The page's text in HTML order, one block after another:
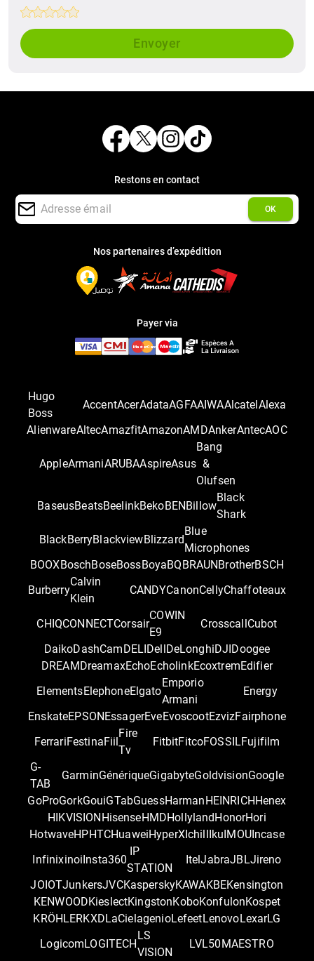
1 Star
2 Stars
3 Stars
4 Stars
5 Stars
Empty
Envoyer
Restons en contact
OK
Nos partenaires d’expédition
Payer via
Hugo
Boss
AccentAcerAdataAGFAAIWAAlcatelAlexa
AlienwareAltecAmazfitAmazonAMDAnkerAntecAOC
AppleArmaniARUBAAspireAsus
Bang
&
Olufsen
BaseusBeatsBeelinkBekoBENBillow
Black
Shark
BlackBerryBlackviewBlizzard
Blue
Microphones
BOOXBoschBoseBossBoyaBQBRAUNBrotherBSCH
Burberry
Calvin
Klein
CANDYCanonCellyChaffoteaux
CHIQCONNECTCorsair
COWIN
E9
CrosscallCubot
DaikoDashCamDELIDellDeLonghiDJIDoogee
DREAMDreamaxEchoEcholinkEcoxtremEdifier
ElementsElephoneElgato
Emporio
Armani
Energy
EnskateEPSONEssagerEveEvoscootEzvizFairphone
FerrariFestinaFiil
Fire
Tv
FitbitFitcoFOSSILFujifilm
G-
TAB
GarminGénériqueGigabyteGoldvisionGoogle
GoProGorkGouiGTabGuessHarmanHEINRICHHenex
HIKVISIONHisenseHMDHollylandHonorHori
HotwaveHPHTCHuaweiHyperXIchillIkuIMOUIncase
InfinixinoiInsta360
IP
STATION
ItelJabraJBLJireno
JOIOTJunkersJVCKasperskyKAWAKBEKensington
KENWOODKieslectKingstonKoboKonfulonKospet
KRÖHLERKXDLaCielagenioLefeetLenovoLexarLG
LogicomLOGITECH
LS
VISION
LVL50MAESTRO